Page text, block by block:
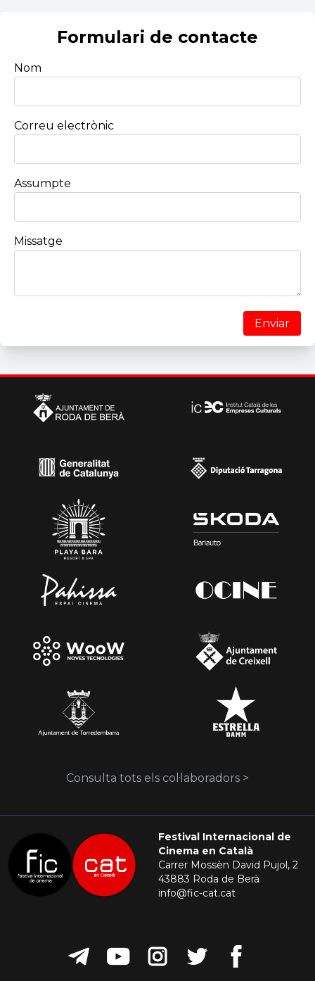
Formulari de contacte
Nom
Correu electrònic
Assumpte
Missatge
Enviar
Consulta tots els col·laboradors >
Festival Internacional de
Cinema en Català
Carrer Mossèn David Pujol, 2
43883 Roda de Berà
info@fic-cat.cat